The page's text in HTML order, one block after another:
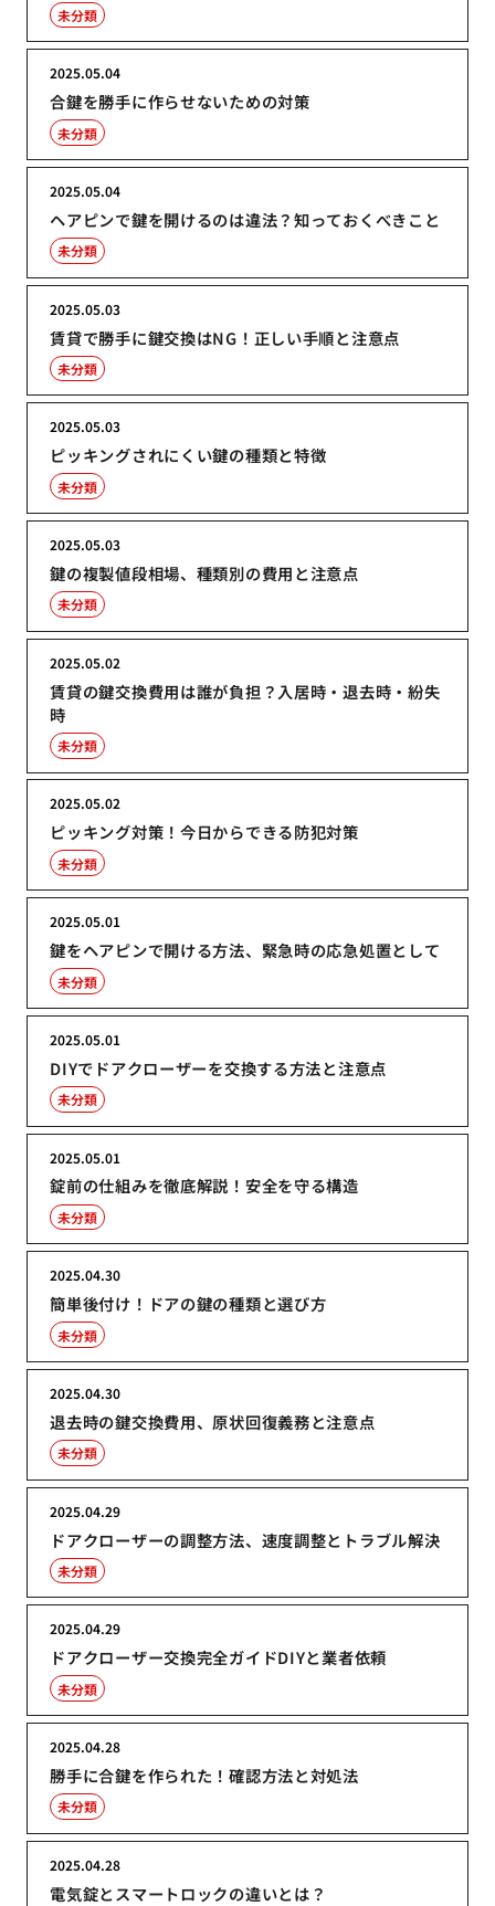
未分類
合鍵を勝手に作らせないための対策
2025.05.04
未分類
ヘアピンで鍵を開けるのは違法？知っておくべきこと
2025.05.04
未分類
賃貸で勝手に鍵交換はNG！正しい手順と注意点
2025.05.03
未分類
ピッキングされにくい鍵の種類と特徴
2025.05.03
未分類
鍵の複製値段相場、種類別の費用と注意点
2025.05.03
未分類
賃貸の鍵交換費用は誰が負担？入居時・退去時・紛失
時
2025.05.02
未分類
ピッキング対策！今日からできる防犯対策
2025.05.02
未分類
鍵をヘアピンで開ける方法、緊急時の応急処置として
2025.05.01
未分類
DIYでドアクローザーを交換する方法と注意点
2025.05.01
未分類
錠前の仕組みを徹底解説！安全を守る構造
2025.05.01
未分類
簡単後付け！ドアの鍵の種類と選び方
2025.04.30
未分類
退去時の鍵交換費用、原状回復義務と注意点
2025.04.30
未分類
ドアクローザーの調整方法、速度調整とトラブル解決
2025.04.29
未分類
ドアクローザー交換完全ガイドDIYと業者依頼
2025.04.29
未分類
勝手に合鍵を作られた！確認方法と対処法
2025.04.28
未分類
電気錠とスマートロックの違いとは？
2025.04.28